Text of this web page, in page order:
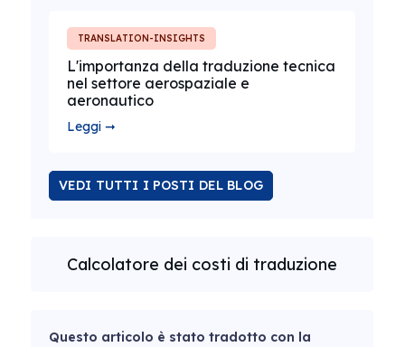
TRANSLATION-INSIGHTS
L'importanza della traduzione tecnica
nel settore aerospaziale e
aeronautico
Leggi ➞
VEDI TUTTI I POSTI DEL BLOG
Calcolatore dei costi di traduzione
Questo articolo è stato tradotto con la